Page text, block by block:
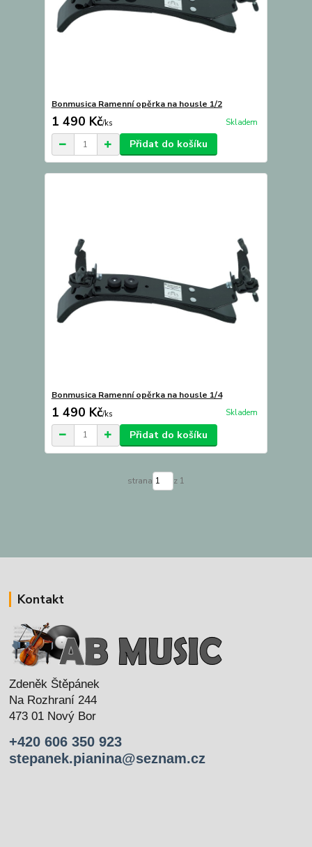
Bonmusica Ramenní opěrka na housle 1/2
1 490 Kč/ks Skladem
Přidat do košíku
Bonmusica Ramenní opěrka na housle 1/4
1 490 Kč/ks Skladem
Přidat do košíku
strana z 1
Kontakt
Zdeněk Štěpánek
Na Rozhraní 244
473 01 Nový Bor
+420 606 350 923
stepanek.pianina@seznam.cz